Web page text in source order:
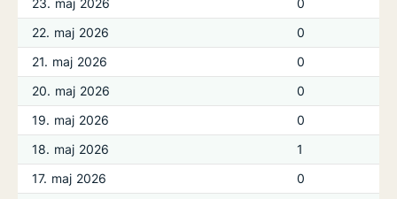
23. maj 2026
0
22. maj 2026
0
21. maj 2026
0
20. maj 2026
0
19. maj 2026
0
18. maj 2026
1
17. maj 2026
0